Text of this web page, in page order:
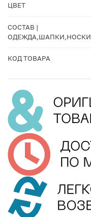
ЦВЕТ
СОСТАВ |
ОДЕЖДА,ШАПКИ,НОСКИ
КОД ТОВАРА